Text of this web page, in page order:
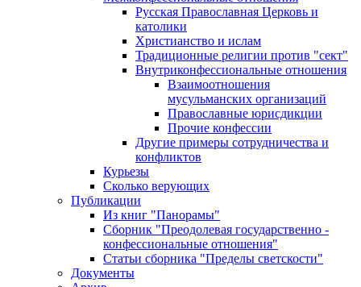
Русская Православная Церковь и
католики
Христианство и ислам
Традиционные религии против "сект"
Внутриконфессиональные отношения
Взаимоотношения
мусульманских организаций
Православные юрисдикции
Прочие конфессии
Другие примеры сотрудничества и
конфликтов
Курьезы
Сколько верующих
Публикации
Из книг "Панорамы"
Сборник "Преодолевая государственно -
конфессиональные отношения"
Статьи сборника "Пределы светскости"
Документы